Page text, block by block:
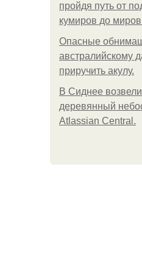
пройдя путь от
кумиров до
Опасные
австралийскому
приручить акулу.
В Сиднее
деревянный
Atlassian Central.